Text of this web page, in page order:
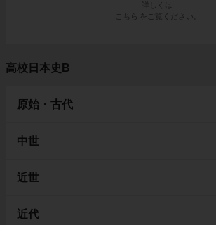
詳しくは
こちら
をご覧ください。
高校日本史B
原始・古代
中世
近世
近代